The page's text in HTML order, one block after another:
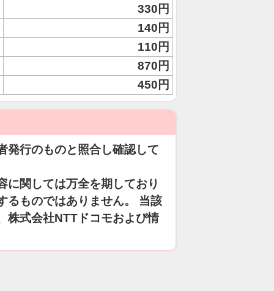
330円
140円
110円
870円
450円
発行のものと照合し確認して
に関しては万全を期しており
るものではありません。 当該
株式会社NTTドコモおよび情